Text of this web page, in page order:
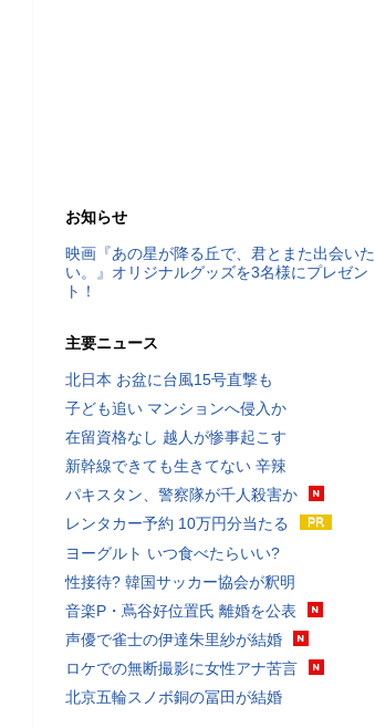
お知らせ
映画『あの星が降る丘で、君とまた出会いた
い。』オリジナルグッズを3名様にプレゼン
ト！
主要ニュース
北日本 お盆に台風15号直撃も
子ども追い マンションへ侵入か
在留資格なし 越人が惨事起こす
新幹線できても生きてない 辛辣
パキスタン、警察隊が千人殺害か
レンタカー予約 10万円分当たる
ヨーグルト いつ食べたらいい?
性接待? 韓国サッカー協会が釈明
音楽P・蔦谷好位置氏 離婚を公表
声優で雀士の伊達朱里紗が結婚
ロケでの無断撮影に女性アナ苦言
北京五輪スノボ銅の冨田が結婚